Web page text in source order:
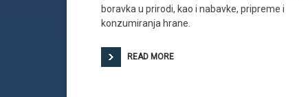
boravka u prirodi, kao i nabavke, pripreme i
konzumiranja hrane.
READ MORE